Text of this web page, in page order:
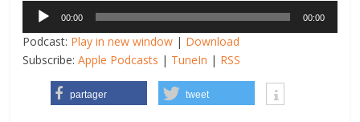
Lecteur
audio
00:00 00:00
Podcast: Play in new window | Download
Subscribe:Apple Podcasts | TuneIn | RSS
partager tweet